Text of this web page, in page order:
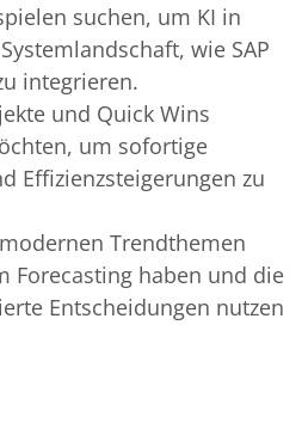
suchen, um KI in
wie SAP
integrieren.
und Quick Wins
um sofortige
Effizienzsteigerungen zu
Trendthemen
Forecasting haben und die
Entscheidungen nutzen